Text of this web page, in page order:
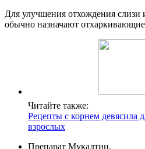
Для улучшения отхождения слизи
обычно назначают
Читайте также:
Рецепты с корнем девясила
взрослых
Препарат Мукалтин,